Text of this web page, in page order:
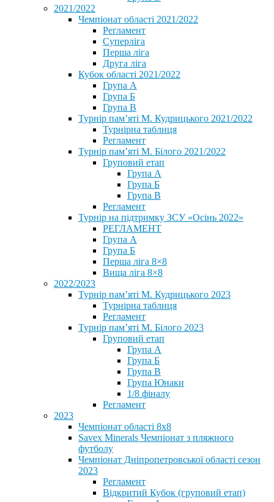
2021/2022
Чемпіонат області 2021/2022
Регламент
Суперліга
Перша ліга
Друга ліга
Кубок області 2021/2022
Група А
Група Б
Група В
Турнір пам’яті М. Кудрицького 2021/2022
Турнірна таблиця
Регламент
Турнір пам’яті М. Білого 2021/2022
Груповий етап
Група А
Група Б
Група В
Регламент
Турнір на підтримку ЗСУ «Осінь 2022»
РЕГЛАМЕНТ
Група А
Група Б
Перша ліга 8×8
Вища ліга 8×8
2022/2023
Турнір пам’яті М. Кудрицького 2023
Турнірна таблиця
Регламент
Турнір пам’яті М. Білого 2023
Груповий етап
Група А
Група Б
Група В
Група Юнаки
1/8 фіналу
Регламент
2023
Чемпіонат області 8х8
Savex Minerals Чемпіонат з пляжного
футболу
Чемпіонат Дніпропетровської області сезон
2023
Регламент
Відкритий Кубок (груповий етап)